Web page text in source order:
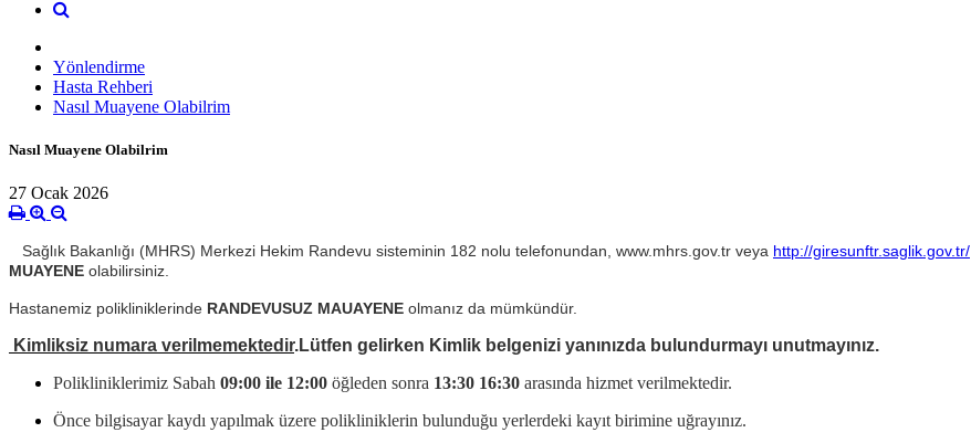
Yönlendirme
Hasta Rehberi
Nasıl Muayene Olabilrim
Nasıl Muayene Olabilrim
27 Ocak 2026
Sağlık Bakanlığı (MHRS) Merkezi Hekim Randevu sisteminin 182 nolu telefonundan, www.mhrs.gov.tr veya http://giresunftr.saglik.gov.tr/
MUAYENE olabilirsiniz.
Hastanemiz polikliniklerinde RANDEVUSUZ MAUAYENE olmanız da mümkündür.
Kimliksiz numara verilmemektedir.Lütfen gelirken Kimlik belgenizi yanınızda bulundurmayı unutmayınız.
Polikliniklerimiz Sabah 09:00 ile 12:00 öğleden sonra 13:30 16:30 arasında hizmet verilmektedir.
Önce bilgisayar kaydı yapılmak üzere polikliniklerin bulunduğu yerlerdeki kayıt birimine uğrayınız.